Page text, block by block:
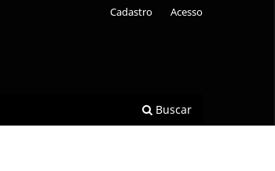
Buscar
Cadastro Acesso